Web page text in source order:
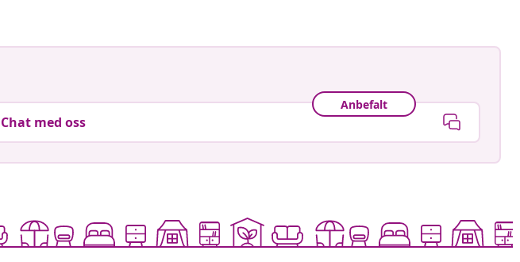
Anbefalt
Chat med oss